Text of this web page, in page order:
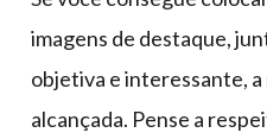
imagens de destaque,
objetiva e interessante, a
alcançada. Pense a